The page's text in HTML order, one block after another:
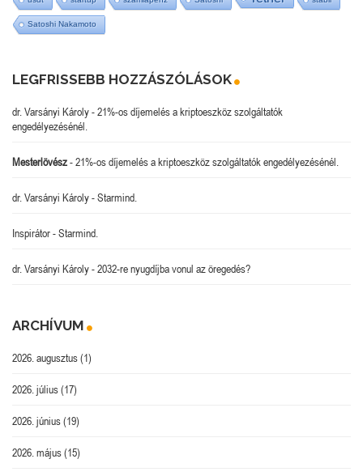
Satoshi Nakamoto
LEGFRISSEBB HOZZÁSZÓLÁSOK
dr. Varsányi Károly-21%-os díjemelés a kriptoeszköz szolgáltatók
engedélyezésénél.
Mesterlövész-21%-os díjemelés a kriptoeszköz szolgáltatók engedélyezésénél.
dr. Varsányi Károly-Starmind.
Inspirátor-Starmind.
dr. Varsányi Károly-2032-re nyugdíjba vonul az öregedés?
ARCHÍVUM
2026. augusztus(1)
2026. július(17)
2026. június(19)
2026. május(15)